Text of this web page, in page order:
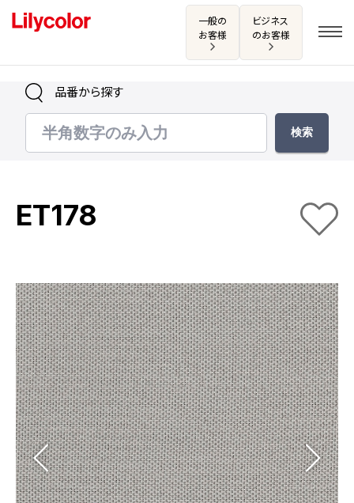
一般の
お客様
ビジネス
のお客様
ログイン・新規会員登録
お気に入り
商品を探す
商品を探す トップ
壁紙
カーテン
床材
ブランド・コレクション
Lilycolor Coordinate 着せ替えシミュレーション
カタログ一覧
カタログ一覧 トップ
壁紙
カーテン
床材
サステナブル商品
施工事例
施工事例 トップ
医療・福祉施設
ホテル・オフィス・店舗
モデルハウス
リリカラノート
品番から探す
ET178